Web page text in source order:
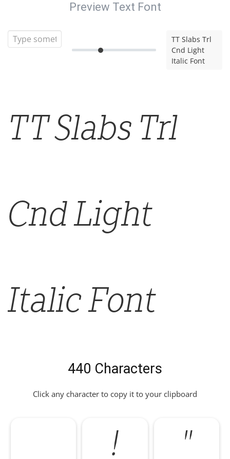
Preview Text Font
TT Slabs Trl
Cnd Light
Italic Font
TT Slabs Trl
Cnd Light
Italic Font
440 Characters
Click any character to copy it to your clipboard
! "